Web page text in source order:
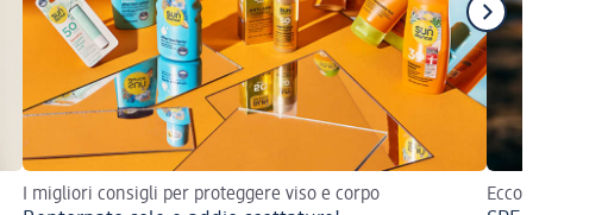
I migliori consigli per proteggere viso e corpo Ecco come